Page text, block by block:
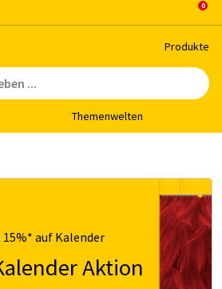
Pro­duk­te
The­men­wel­ten
auf Kalender
Aktion